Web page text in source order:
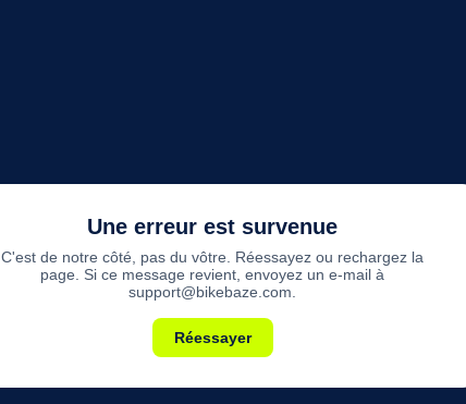
Une erreur est survenue
C'est de notre côté, pas du vôtre. Réessayez ou rechargez la
page. Si ce message revient, envoyez un e-mail à
support@bikebaze.com.
Réessayer